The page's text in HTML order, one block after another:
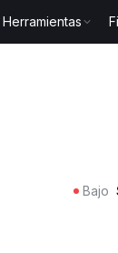
Herramientas
Bajo